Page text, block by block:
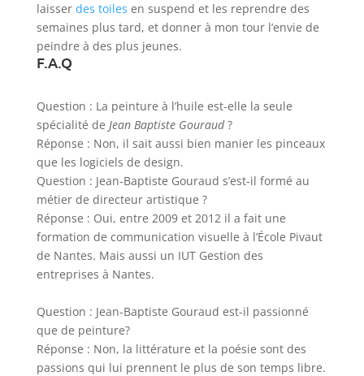
laisser des toiles en suspend et les reprendre des
semaines plus tard, et donner à mon tour l’envie de
peindre à des plus jeunes.
F.A.Q
Question : La peinture à l’huile est-elle la seule
spécialité de Jean Baptiste Gouraud?
Réponse : Non, il sait aussi bien manier les pinceaux
que les logiciels de design.
Question : Jean-Baptiste Gouraud s’est-il formé au
métier de directeur artistique ?
Réponse : Oui, entre 2009 et 2012 il a fait une
formation de communication visuelle à l’École Pivaut
de Nantes. Mais aussi un IUT Gestion des
entreprises à Nantes.
Question : Jean-Baptiste Gouraud est-il passionné
que de peinture?
Réponse : Non, la littérature et la poésie sont des
passions qui lui prennent le plus de son temps libre.